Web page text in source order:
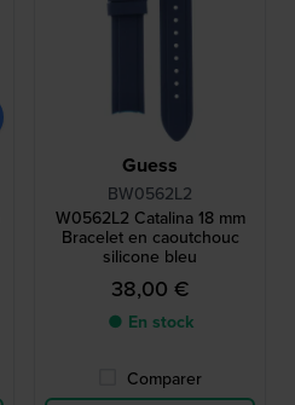
Guess
BW0562L2
W0562L2 Catalina 18 mm
Bracelet en caoutchouc
silicone bleu
38,00 €
● En stock
Comparer